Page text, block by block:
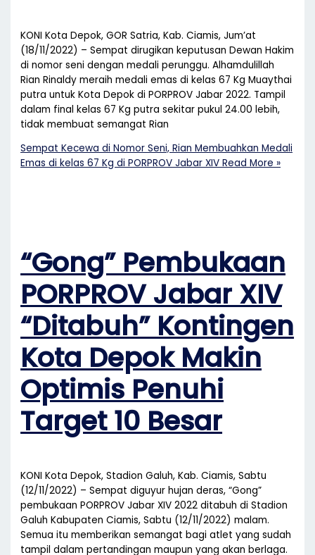
KONI Kota Depok, GOR Satria, Kab. Ciamis, Jum’at
(18/11/2022) – Sempat dirugikan keputusan Dewan Hakim
di nomor seni dengan medali perunggu. Alhamdulillah
Rian Rinaldy meraih medali emas di kelas 67 Kg Muaythai
putra untuk Kota Depok di PORPROV Jabar 2022. Tampil
dalam final kelas 67 Kg putra sekitar pukul 24.00 lebih,
tidak membuat semangat Rian
Sempat Kecewa di Nomor Seni, Rian Membuahkan Medali
Emas di kelas 67 Kg di PORPROV Jabar XIV Read More »
“Gong” Pembukaan
PORPROV Jabar XIV
“Ditabuh” Kontingen
Kota Depok Makin
Optimis Penuhi
Target 10 Besar
KONI Kota Depok, Stadion Galuh, Kab. Ciamis, Sabtu
(12/11/2022) – Sempat diguyur hujan deras, “Gong”
pembukaan PORPROV Jabar XIV 2022 ditabuh di Stadion
Galuh Kabupaten Ciamis, Sabtu (12/11/2022) malam.
Semua itu memberikan semangat bagi atlet yang sudah
tampil dalam pertandingan maupun yang akan berlaga.